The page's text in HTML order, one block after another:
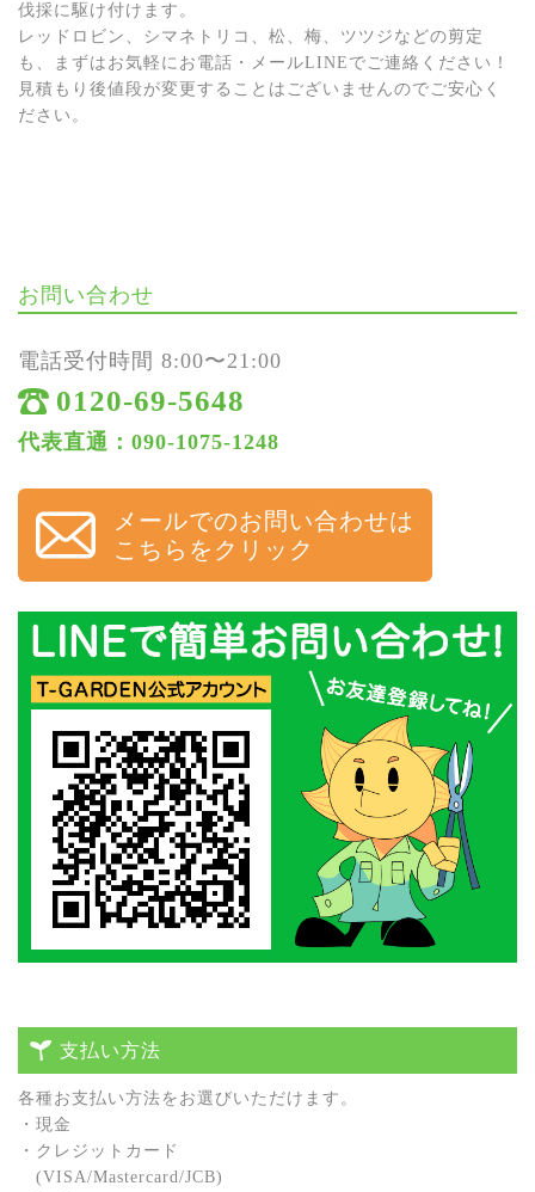
伐採に駆け付けます。
レッドロビン、シマネトリコ、松、梅、ツツジなどの剪定
も、まずはお気軽にお電話・メールLINEでご連絡ください！
見積もり後値段が変更することはございませんのでご安心く
ださい。
お問い合わせ
電話受付時間 8:00〜21:00
0120-69-5648
代表直通：090-1075-1248
メールでのお問い合わせは
こちらをクリック
支払い方法
各種お⽀払い⽅法をお選びいただけます。
・現⾦
・クレジットカード
(VISA/Mastercard/JCB)